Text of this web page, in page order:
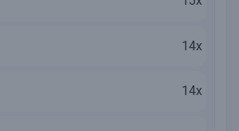
14x
14x